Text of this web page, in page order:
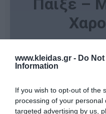
www.kleidas.gr - Do
Information
If you wish to opt-out of the
processing of your
targeted advertising by us,
Παίξε –
κορυφαίας Ολλανδικής
διεθνώς αναγνωρισμένο
διαδικασία.
Όλα τα προϊόντα της
να ενθαρρύνουν τα